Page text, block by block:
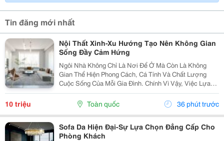
Tin đăng mới nhất
Nội Thất Xinh-Xu Hướng Tạo Nên Không Gian
Sống Đầy Cảm Hứng
Ngôi Nhà Không Chỉ Là Nơi Để Ở Mà Còn Là Không
Gian Thể Hiện Phong Cách, Cá Tính Và Chất Lượng
Cuộc Sống Của Mỗi Gia Đình. Chính Vì Vậy, Việc Lựa
Chọn Nội Thất Xinh Đang Trở Thành Xu Hướng Được
Nhiều Người Quan Tâm Khi Muốn Biến Không Gian
Sống Trở...
10 triệu Toàn quốc 36 phút trước
Sofa Da Hiện Đại-Sự Lựa Chọn Đẳng Cấp Cho
Phòng Khách